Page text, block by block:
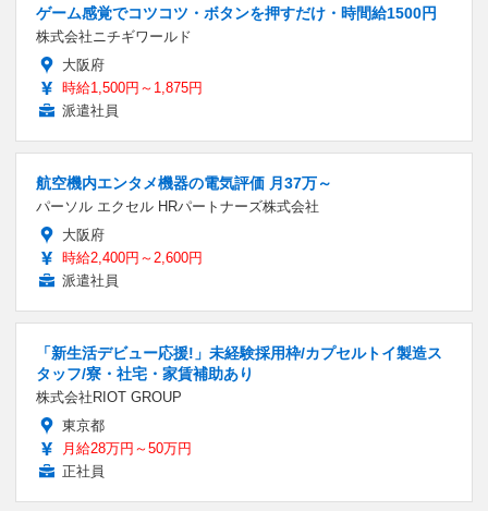
ゲーム感覚でコツコツ・ボタンを押すだけ・時間給1500円
株式会社ニチギワールド
大阪府
時給1,500円～1,875円
派遣社員
航空機内エンタメ機器の電気評価 月37万～
パーソル エクセル HRパートナーズ株式会社
大阪府
時給2,400円～2,600円
派遣社員
「新生活デビュー応援!」未経験採用枠/カプセルトイ製造ス
タッフ/寮・社宅・家賃補助あり
株式会社RIOT GROUP
東京都
月給28万円～50万円
正社員